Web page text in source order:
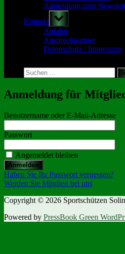
Anmeldung zum
Kontakt
Toggle
sub-
menu
Anfahrt
Ansprechpartner
Datenschutz / Impressum
search
form
Suchen
nach:
Anmeldung für
Benutzername oder E-Mail-Adresse
Passwort
Angemeldet bleiben
Haben Sie Ihr Passwort vergessen?
Werden Sie Mitglied bei uns
Copyright © 2026 Sportschützen
Powered by PressBook Green